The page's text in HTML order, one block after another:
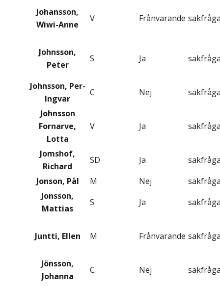
Johansson,
Wiwi-Anne
V Frånvarande
Johnsson,
Peter
S Ja
Johnsson, Per-
Ingvar
C Nej
Johnsson
Fornarve,
Lotta
V Ja
Jomshof,
Richard
SD Ja
Jonson, Pål
M Nej
Jonsson,
Mattias
S Ja
Juntti, Ellen M Frånvarande
Jönsson,
Johanna
C Nej